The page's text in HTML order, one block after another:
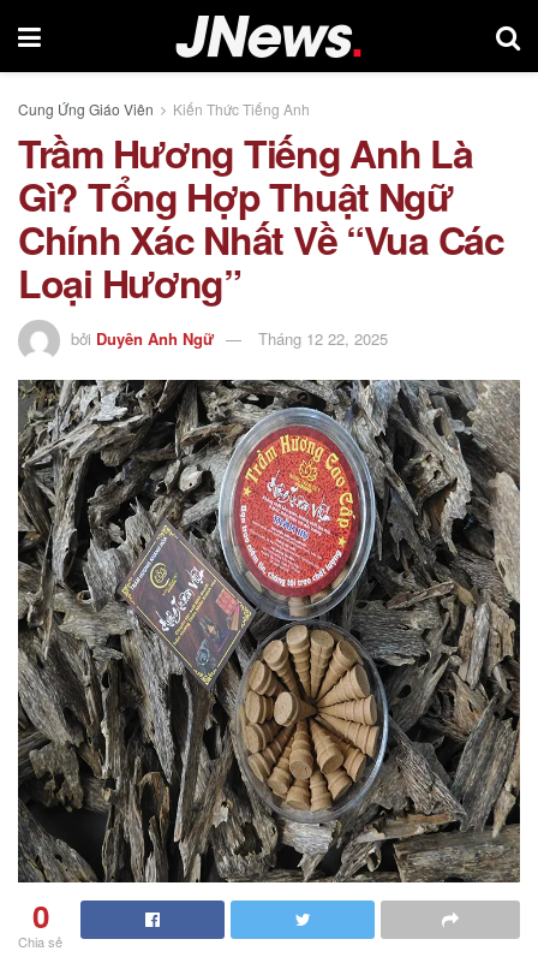
Cung Ứng Giáo Viên Kiến Thức Tiếng Anh
Trầm Hương Tiếng Anh Là
Gì? Tổng Hợp Thuật Ngữ
Chính Xác Nhất Về “Vua Các
Loại Hương”
bởi Duyên Anh Ngữ Tháng 12 22, 2025
0
Chia sẻ